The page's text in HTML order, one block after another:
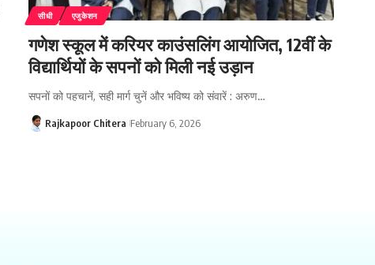
सीधी एजुकेशन
गणेश स्कूल में करियर काउंसलिंग आयोजित, 12वीं के
विद्यार्थियों के सपनों को मिली नई उड़ान
सपनों को पहचानें, सही मार्ग चुनें और भविष्य को संवारें : अरुण…
Rajkapoor Chitera February 6, 2026